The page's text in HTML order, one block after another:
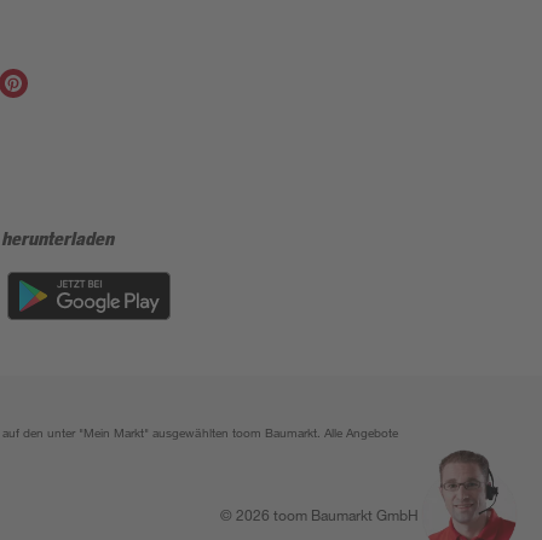
den unter "Mein Markt" ausgewählten toom Baumarkt. Alle Angebote
© 2026 toom Baumarkt GmbH